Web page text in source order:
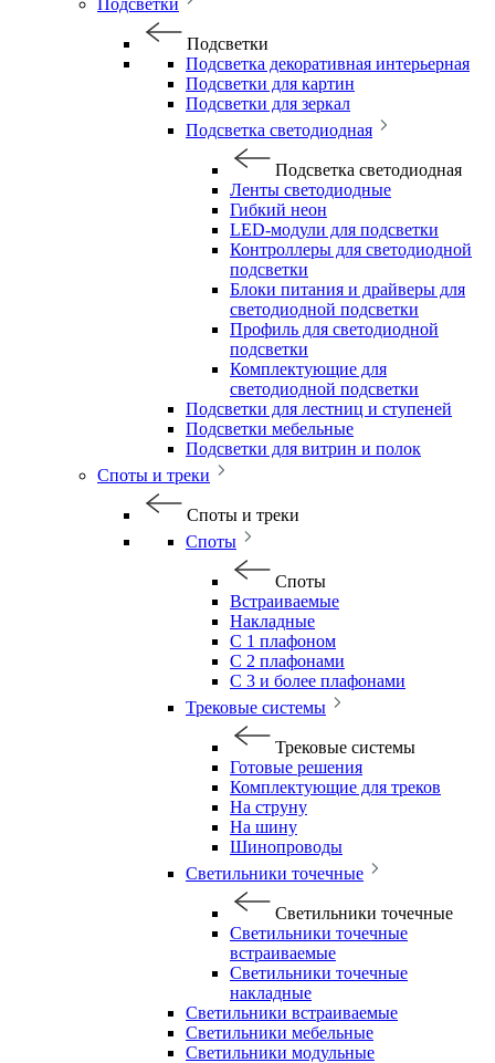
Подсветки
Подсветки
Подсветка декоративная интерьерная
Подсветки для картин
Подсветки для зеркал
Подсветка светодиодная
Подсветка светодиодная
Ленты светодиодные
Гибкий неон
LED-модули для подсветки
Контроллеры для светодиодной
подсветки
Блоки питания и драйверы для
светодиодной подсветки
Профиль для светодиодной
подсветки
Комплектующие для
светодиодной подсветки
Подсветки для лестниц и ступеней
Подсветки мебельные
Подсветки для витрин и полок
Споты и треки
Споты и треки
Споты
Споты
Встраиваемые
Накладные
С 1 плафоном
С 2 плафонами
С 3 и более плафонами
Трековые системы
Трековые системы
Готовые решения
Комплектующие для треков
На струну
На шину
Шинопроводы
Светильники точечные
Светильники точечные
Светильники точечные
встраиваемые
Светильники точечные
накладные
Светильники встраиваемые
Светильники мебельные
Светильники модульные